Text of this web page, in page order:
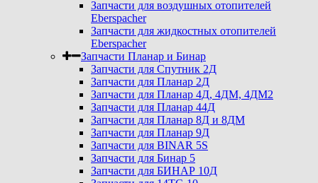
Запчасти для воздушных отопителей
Eberspacher
Запчасти для жидкостных отопителей
Eberspacher
Запчасти Планар и Бинар
Запчасти для Спутник 2Д
Запчасти для Планар 2Д
Запчасти для Планар 4Д, 4ДМ, 4ДМ2
Запчасти для Планар 44Д
Запчасти для Планар 8Д и 8ДМ
Запчасти для Планар 9Д
Запчасти для BINAR 5S
Запчасти для Бинар 5
Запчасти для БИНАР 10Д